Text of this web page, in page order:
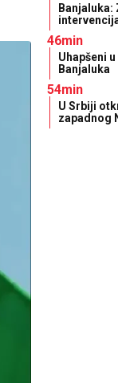
Banjaluka:
46min
Uhapšeni
Banjaluka
54min
U Srbiji
zapadnog